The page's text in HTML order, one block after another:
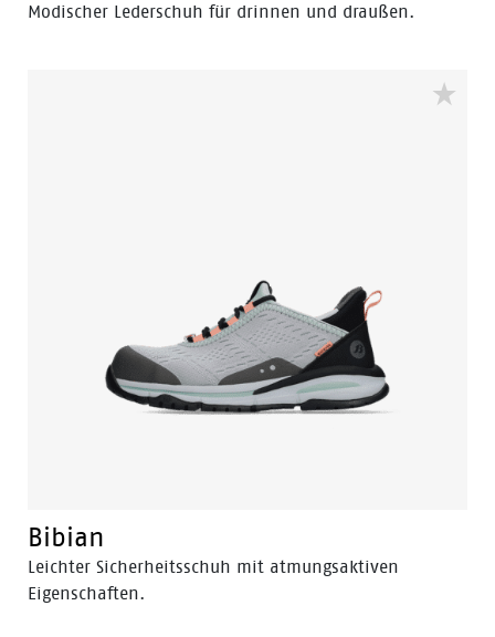
Modischer Lederschuh für drinnen und draußen.
Bibian
Leichter Sicherheitsschuh mit atmungsaktiven
Eigenschaften.